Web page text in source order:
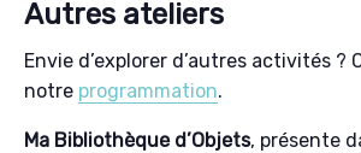
Autres ateliers
Envie d’explorer d’autres activités ?
notre programmation.
Ma Bibliothèque d’Objets, présente